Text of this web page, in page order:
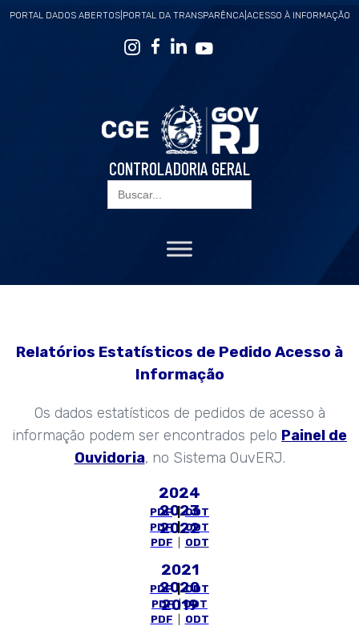
PORTAL DADOS ABERTOS| PORTAL DA TRANSPARÊNCA| ACESSO À INFORMAÇÃO
CONTROLADORIA GERAL
Search
for:
Relatórios Estatísticos de Pedido Acesso à
Informação
Os dados estatísticos de pedidos de acesso à
informação podem ser encontrados pelo Painel de
Ouvidoria, no Sistema OuvERJ.
2024
2023
2022
PDF|ODT
PDF|ODT
PDF
ODT
2021
2020
2019
PDF|ODT
PDF|ODT
PDF
ODT